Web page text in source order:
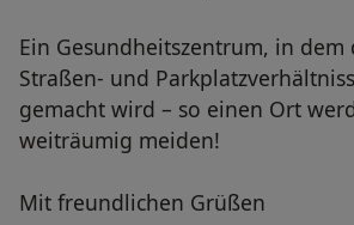
Ein Gesundheitszentrum, in
Straßen- und
gemacht wird – so einen Ort
weiträumig meiden!
Mit freundlichen Grüßen